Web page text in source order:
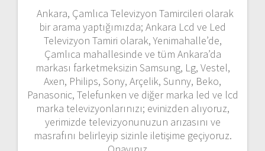
Ankara, Çamlıca Televizyon Tamircileri olarak
bir arama yaptığımızda; Ankara Lcd ve Led
Televizyon Tamiri olarak, Yenimahalle’de,
Çamlıca mahallesinde ve tüm Ankara’da
markası farketmeksizin Samsung, Lg, Vestel,
Axen, Philips, Sony, Arçelik, Sunny, Beko,
Panasonic, Telefunken ve diğer marka led ve lcd
marka televizyonlarınızı; evinizden alıyoruz,
yerimizde televizyonunuzun arızasını ve
masrafını belirleyip sizinle iletişime geçiyoruz.